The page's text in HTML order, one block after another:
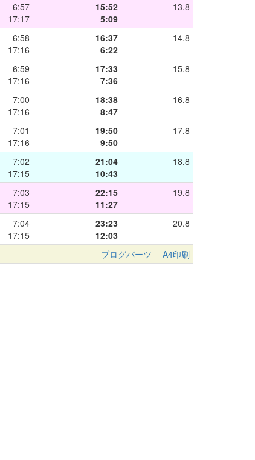
6:57
17:17
15:52
5:09
13.8
6:58
17:16
16:37
6:22
14.8
6:59
17:16
17:33
7:36
15.8
7:00
17:16
18:38
8:47
16.8
7:01
17:16
19:50
9:50
17.8
7:02
17:15
21:04
10:43
18.8
7:03
17:15
22:15
11:27
19.8
7:04
17:15
23:23
12:03
20.8
ブログパーツ A4印刷